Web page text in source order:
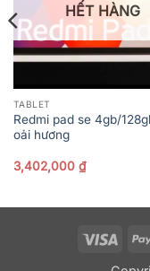
HẾT HÀNG
TABLET
Redmi pad se 4gb/
oải hương
3,402,000 ₫
Visa